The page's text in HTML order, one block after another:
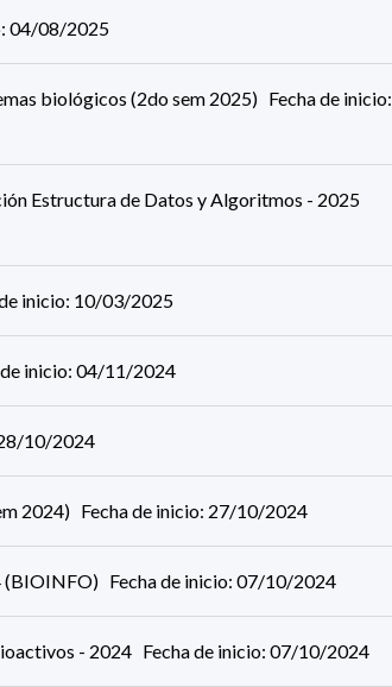
04/08/2025
biológicos (2do sem 2025) Fecha de inicio:
Estructura de Datos y Algoritmos - 2025
inicio: 10/03/2025
inicio: 04/11/2024
10/2024
2024) Fecha de inicio: 27/10/2024
(BIOINFO) Fecha de inicio: 07/10/2024
- 2024 Fecha de inicio: 07/10/2024